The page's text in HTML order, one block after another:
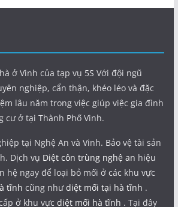
ở Vinh của tạp vụ 5S Với đội ngũ
nghiệp, cẩn thận, khéo léo và đặc
lâu năm trong việc giúp việc gia đình
cư ở tại Thành Phố Vinh.
tại Nghệ An và Vinh. Bảo vệ tài sản
Dịch vụ Diệt côn trùng nghệ an hiệu
hệ ngay để loại bỏ mối ở các khu vực
tĩnh cũng nhưdiệt mối tại hà tĩnh .
ở khu vực diệt mối hà tĩnh . Tại đây